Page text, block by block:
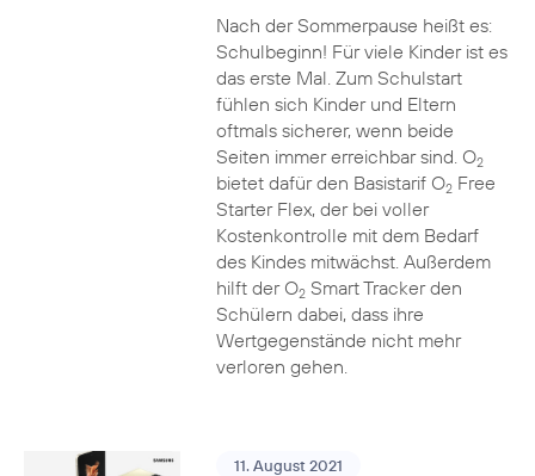
Nach der Sommerpause heißt es:
Schulbeginn! Für viele Kinder ist es
das erste Mal. Zum Schulstart
fühlen sich Kinder und Eltern
oftmals sicherer, wenn beide
Seiten immer erreichbar sind. O2
bietet dafür den Basistarif O2Free
Starter Flex, der bei voller
Kostenkontrolle mit dem Bedarf
des Kindes mitwächst. Außerdem
hilft der O2Smart Tracker den
Schülern dabei, dass ihre
Wertgegenstände nicht mehr
verloren gehen.
11. August 2021